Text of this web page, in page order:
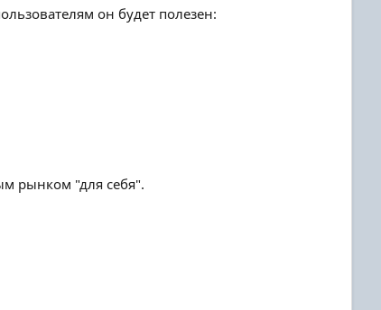
он будет полезен:
рынком "для себя".